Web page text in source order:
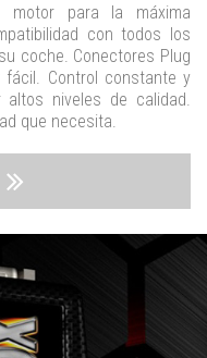
motor para la máxima
con todos los
coche. Conectores Plug
fácil. Control constante y
niveles de calidad.
que necesita.